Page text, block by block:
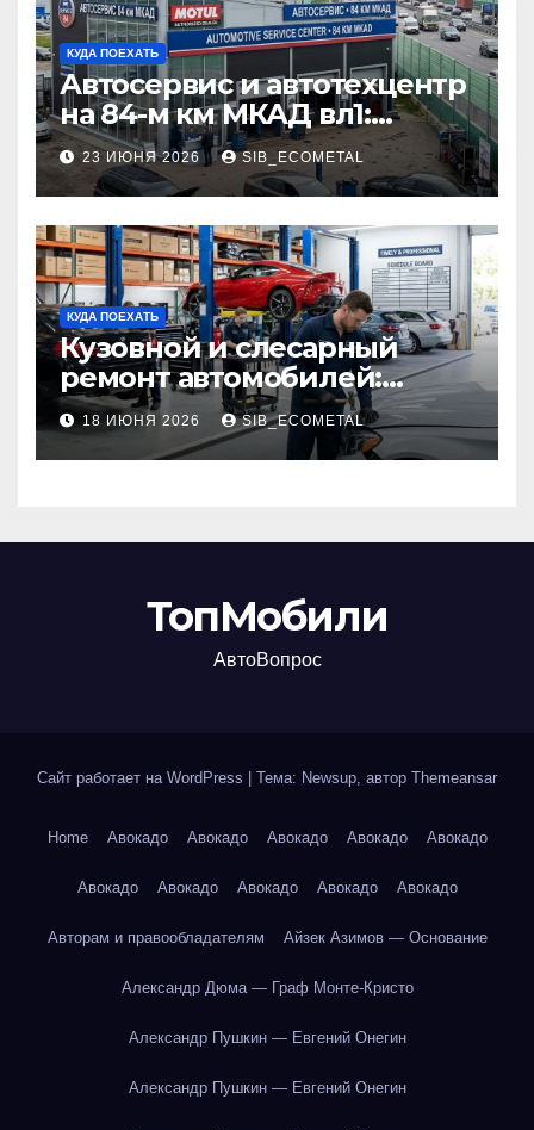
КУДА ПОЕХАТЬ
Автосервис и автотехцентр
на 84-м км МКАД вл1:
описание услуг и режим
работы
23 ИЮНЯ 2026 SIB_ECOMETAL
КУДА ПОЕХАТЬ
Кузовной и слесарный
ремонт автомобилей:
наличие оригинальных
запчастей производителя
и сроки выполнения работ
18 ИЮНЯ 2026 SIB_ECOMETAL
ТопМобили
АвтоВопрос
Сайт работает на WordPress Тема: Newsup, автор Themeansar
Home Авокадо Авокадо Авокадо Авокадо Авокадо
Авокадо Авокадо Авокадо Авокадо Авокадо
Авторам и правообладателям Айзек Азимов — Основание
Александр Дюма — Граф Монте-Кристо
Александр Пушкин — Евгений Онегин
Александр Пушкин — Евгений Онегин